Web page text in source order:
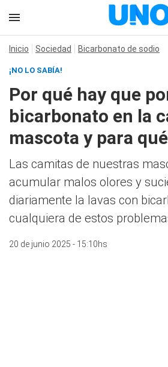
Inicio Sociedad Bicarbonato de sodio
¡NO LO SABÍA!
Por qué hay que
bicarbonato en la
mascota y para
Las camitas de nuestras
acumular malos olores y
diariamente la lavas con
cualquiera de estos
20 de junio 2025 - 15:10hs